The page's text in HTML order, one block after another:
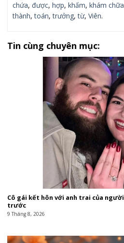
chứa, được, hợp, khấm, khám
thành,toán,trưởng,từ, Viên.
Tin cùng chuyên mục:
Cô gái kết hôn với anh trai của
trước
9 Tháng 8, 2026